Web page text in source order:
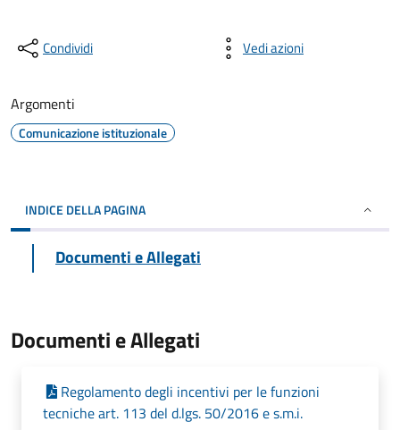
Condividi Vedi azioni
Argomenti
Comunicazione istituzionale
INDICE DELLA PAGINA
Documenti e Allegati
Documenti e Allegati
Regolamento degli incentivi per le funzioni
tecniche art. 113 del d.lgs. 50/2016 e s.m.i.